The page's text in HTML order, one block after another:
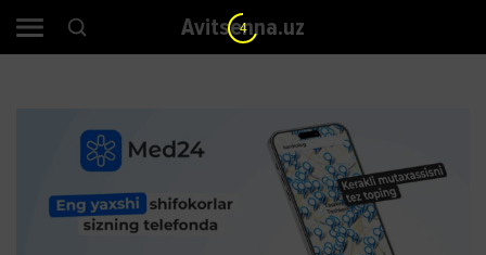
Avitsenna.uz
3